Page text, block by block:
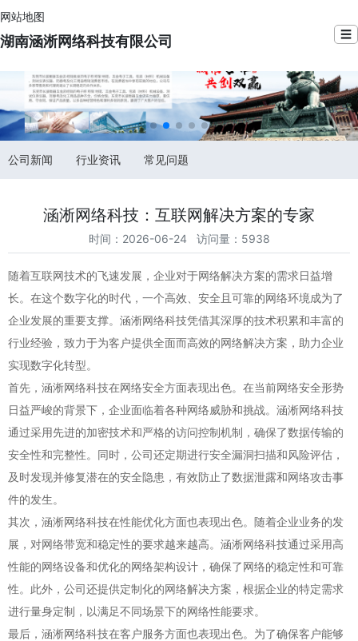
网站地图
湖南涵淅网络科技有限公司 ☰
公司新闻 行业资讯 常见问题
涵淅网络科技：互联网解决方案的专家
时间：2026-06-24 访问量：5938
随着互联网技术的飞速发展，企业对于网络解决方案的需求日益增
长。在这个数字化的时代，一个高效、安全且可靠的网络环境成为了
企业发展的重要支撑。涵淅网络科技凭借其深厚的技术积累和丰富的
行业经验，致力于为客户提供全面而高效的网络解决方案，助力企业
实现数字化转型。
首先，涵淅网络科技在网络安全方面表现出色。在当前网络安全形势
日益严峻的背景下，企业面临着各种网络威胁和挑战。涵淅网络科技
通过采用先进的加密技术和严格的访问控制机制，确保了数据传输的
安全性和完整性。同时，公司还定期进行安全漏洞扫描和风险评估，
及时发现并修复潜在的安全隐患，有效防止了数据泄露和网络攻击事
件的发生。
其次，涵淅网络科技在性能优化方面也表现出色。随着企业业务的发
展，对网络带宽和稳定性的要求越来越高。涵淅网络科技通过采用高
性能的网络设备和优化的网络架构设计，确保了网络的稳定性和可靠
性。此外，公司还提供定制化的网络解决方案，根据企业的特定需求
进行量身定制，以满足不同场景下的网络性能要求。
最后，涵淅网络科技在客户服务方面也表现出色。为了确保客户能够